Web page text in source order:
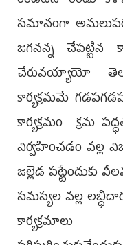
సమానంగా
జగనన్న చేపట్టిన
చేరువయ్యాయో
కార్యక్రమమే
కార్యక్రమం క్రమ
నిర్వహించడం వల్ల
జల్లెడ పట్టేందుకు
సమస్యల వల్ల
కార్యక్రమాలు